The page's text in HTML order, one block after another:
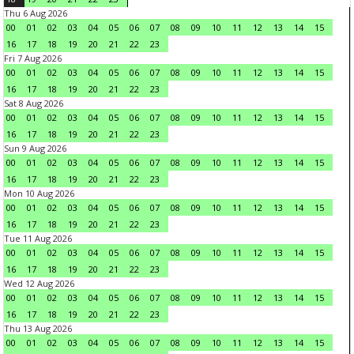
Thu 6 Aug 2026
00
01 02 03 04 05 06 07 08 09 10 11 12 13 14
15
16
17 18 19 20 21 22
23
Fri 7 Aug 2026
00
01 02 03 04 05 06 07 08 09 10 11 12 13 14
15
16
17 18 19 20 21 22
23
Sat 8 Aug 2026
00
01 02 03 04 05 06 07 08 09 10 11 12 13 14
15
16
17 18 19 20 21 22
23
Sun 9 Aug 2026
00
01 02 03 04 05 06 07 08 09 10 11 12 13 14
15
16
17 18 19 20 21 22
23
Mon 10 Aug 2026
00
01 02 03 04 05 06 07 08 09 10 11 12 13 14
15
16
17 18 19 20 21 22
23
Tue 11 Aug 2026
00
01 02 03 04 05 06 07 08 09 10 11 12 13 14
15
16
17 18 19 20 21 22
23
Wed 12 Aug 2026
00
01 02 03 04 05 06 07 08 09 10 11 12 13 14
15
16
17 18 19 20 21 22
23
Thu 13 Aug 2026
00
01 02 03 04 05 06 07 08 09 10 11 12 13 14
15